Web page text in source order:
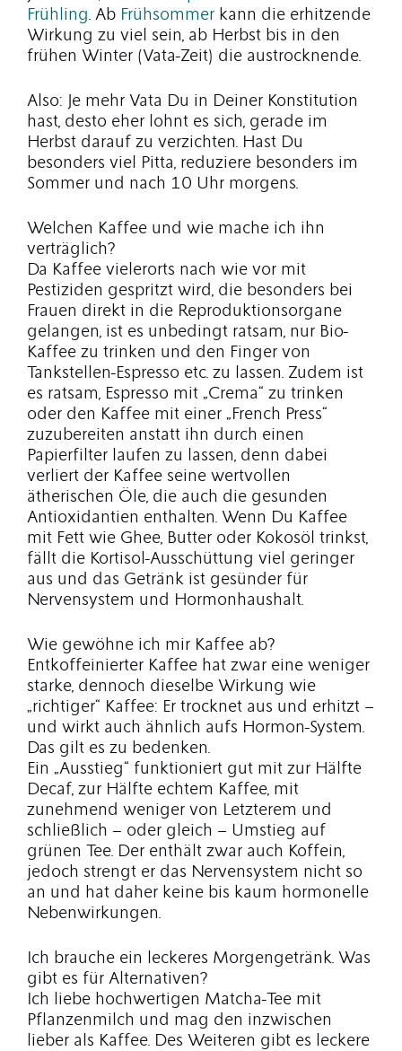
Frühling. Ab Frühsommer kann die erhitzende
Wirkung zu viel sein, ab Herbst bis in den
frühen Winter (Vata-Zeit) die austrocknende.
Also: Je mehr Vata Du in Deiner Konstitution
hast, desto eher lohnt es sich, gerade im
Herbst darauf zu verzichten. Hast Du
besonders viel Pitta, reduziere besonders im
Sommer und nach 10 Uhr morgens.
Welchen Kaffee und wie mache ich ihn
verträglich?
Da Kaffee vielerorts nach wie vor mit
Pestiziden gespritzt wird, die besonders bei
Frauen direkt in die Reproduktionsorgane
gelangen, ist es unbedingt ratsam, nur Bio-
Kaffee zu trinken und den Finger von
Tankstellen-Espresso etc. zu lassen. Zudem ist
es ratsam, Espresso mit „Crema“ zu trinken
oder den Kaffee mit einer „French Press“
zuzubereiten anstatt ihn durch einen
Papierfilter laufen zu lassen, denn dabei
verliert der Kaffee seine wertvollen
ätherischen Öle, die auch die gesunden
Antioxidantien enthalten. Wenn Du Kaffee
mit Fett wie Ghee, Butter oder Kokosöl trinkst,
fällt die Kortisol-Ausschüttung viel geringer
aus und das Getränk ist gesünder für
Nervensystem und Hormonhaushalt.
Wie gewöhne ich mir Kaffee ab?
Entkoffeinierter Kaffee hat zwar eine weniger
starke, dennoch dieselbe Wirkung wie
„richtiger“ Kaffee: Er trocknet aus und erhitzt –
und wirkt auch ähnlich aufs Hormon-System.
Das gilt es zu bedenken.
Ein „Ausstieg“ funktioniert gut mit zur Hälfte
Decaf, zur Hälfte echtem Kaffee, mit
zunehmend weniger von Letzterem und
schließlich – oder gleich – Umstieg auf
grünen Tee. Der enthält zwar auch Koffein,
jedoch strengt er das Nervensystem nicht so
an und hat daher keine bis kaum hormonelle
Nebenwirkungen.
Ich brauche ein leckeres Morgengetränk. Was
gibt es für Alternativen?
Ich liebe hochwertigen Matcha-Tee mit
Pflanzenmilch und mag den inzwischen
lieber als Kaffee. Des Weiteren gibt es leckere